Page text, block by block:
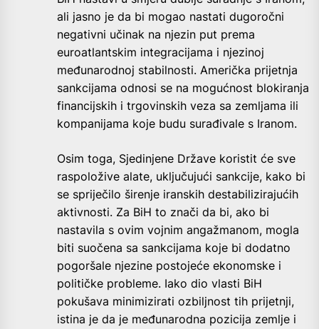
ali jasno je da bi mogao nastati dugoročni
negativni učinak na njezin put prema
euroatlantskim integracijama i njezinoj
međunarodnoj stabilnosti. Američka prijetnja
sankcijama odnosi se na mogućnost blokiranja
financijskih i trgovinskih veza sa zemljama ili
kompanijama koje budu surađivale s Iranom.
Osim toga, Sjedinjene Države koristit će sve
raspoložive alate, uključujući sankcije, kako bi
se spriječilo širenje iranskih destabilizirajućih
aktivnosti. Za BiH to znači da bi, ako bi
nastavila s ovim vojnim angažmanom, mogla
biti suočena sa sankcijama koje bi dodatno
pogoršale njezine postojeće ekonomske i
političke probleme. Iako dio vlasti BiH
pokušava minimizirati ozbiljnost tih prijetnji,
istina je da je međunarodna pozicija zemlje i